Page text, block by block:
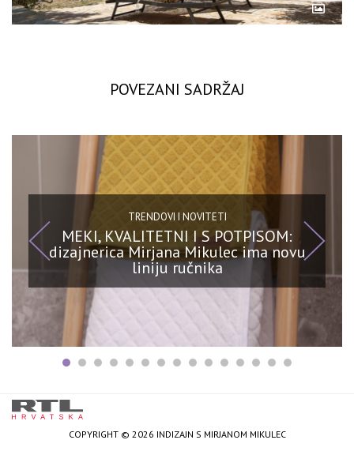
POVEZANI SADRŽAJ
TRENDOVI I NOVITETI
MEKI, KVALITETNI I S POTPISOM:
dizajnerica Mirjana Mikulec ima novu
liniju ručnika
COPYRIGHT © 2026 INDIZAJN S MIRJANOM MIKULEC